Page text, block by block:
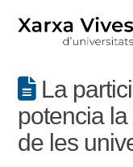
La
potencia
de les